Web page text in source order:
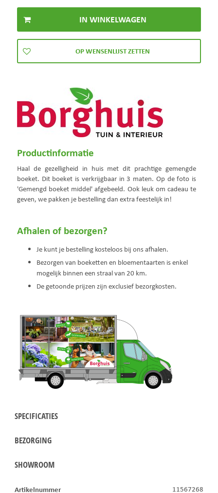
Productinformatie
Haal de gezelligheid in huis met dit prachtige gemengde
boeket. Dit boeket is verkrijgbaar in 3 maten. Op de foto is
'Gemengd boeket middel' afgebeeld. Ook leuk om cadeau te
geven, we pakken je bestelling dan extra feestelijk in!
Afhalen of bezorgen?
Je kunt je bestelling kosteloos bij ons afhalen.
Bezorgen van boeketten en bloementaarten is enkel
mogelijk binnen een straal van 20 km.
De getoonde prijzen zijn exclusief bezorgkosten.
SPECIFICATIES
BEZORGING
SHOWROOM
Artikelnummer 11567268